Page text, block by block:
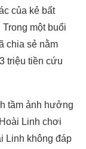
của kẻ bất
một buổi
chia sẻ nằm
triệu tiền cứu
tầm ảnh hưởng
Linh chơi
Linh không đáp